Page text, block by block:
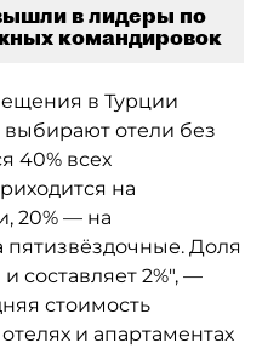
в лидеры по
командировок
в Турции
отели без
40% всех
на
20% — на
пятизвёздочные. Доля
составляет 2%", —
стоимость
и апартаментах